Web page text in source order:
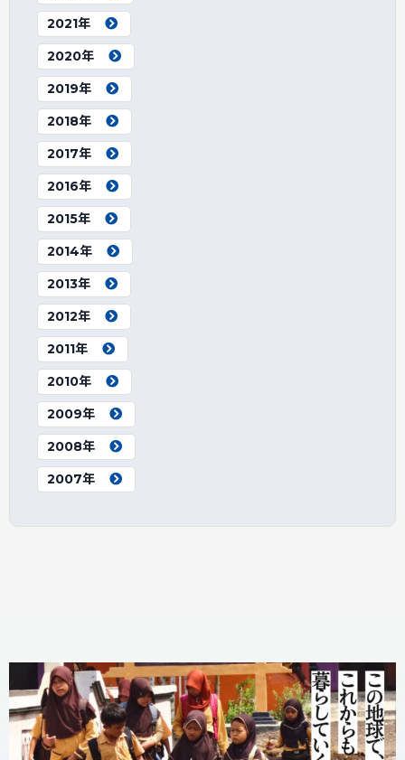
2021年
2020年
2019年
2018年
2017年
2016年
2015年
2014年
2013年
2012年
2011年
2010年
2009年
2008年
2007年